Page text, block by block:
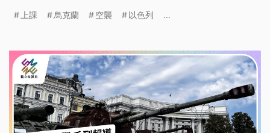
上課 烏克蘭 空襲 以色列 ...